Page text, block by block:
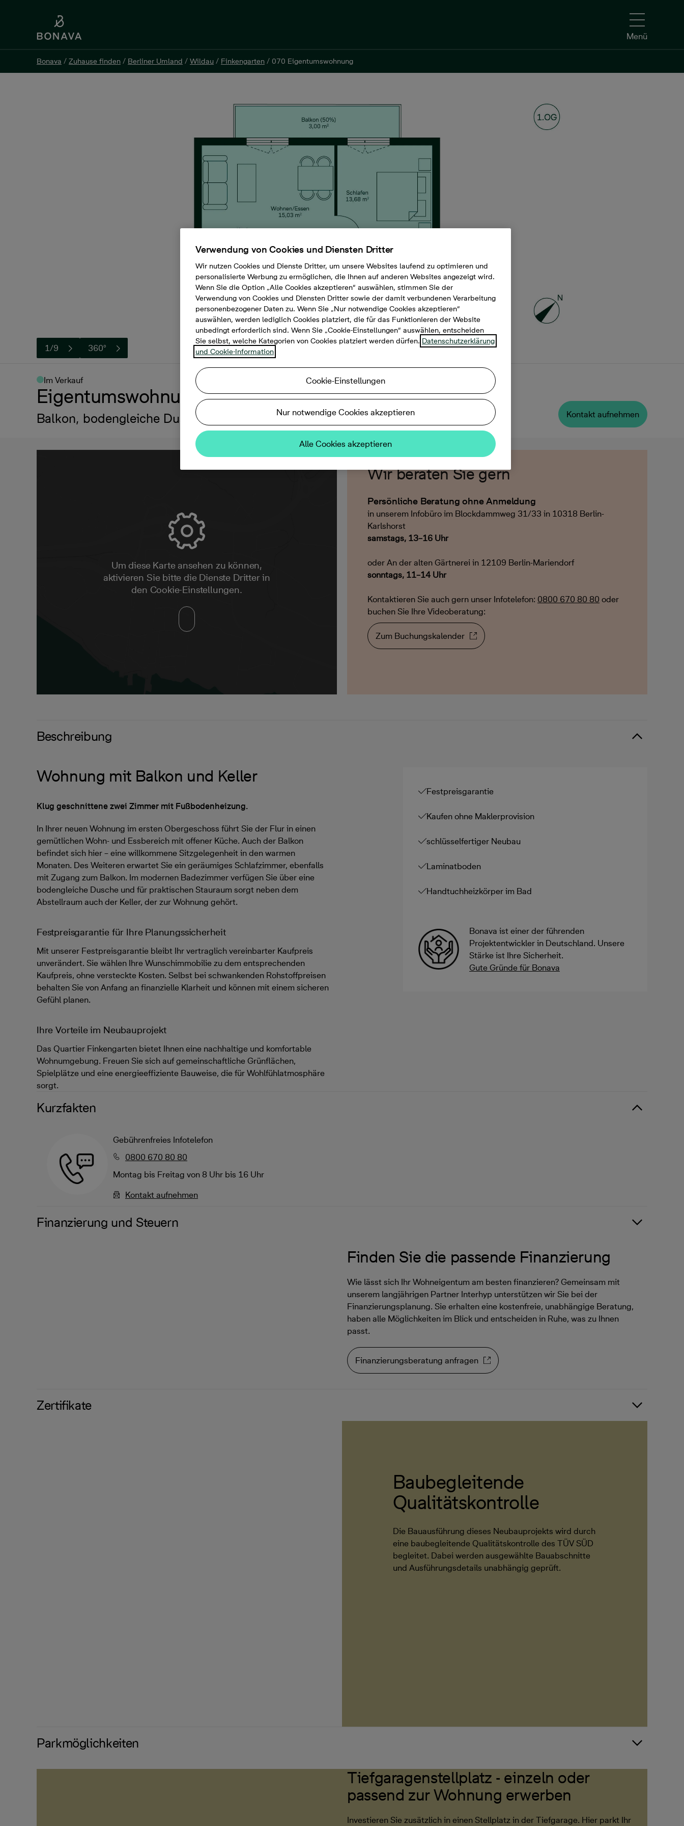
Menü
Bonava / Zuhause finden / Berliner Umland / Wildau / Finkengarten / 070 Eigentumswohnung
1/9 360°
Im Verkauf
Eigentumswohnung, 2 Zimmer, 49 m², 246.900 €
Balkon, bodengleiche Dusche, Abstellkammer, Keller, Aufzug Kontakt aufnehmen
Bonava / Zuhause finden / Berliner Umland / Wildau / Finkengarten / 070 Eigentumswohnung
Um diese Karte ansehen zu können,
aktivieren Sie bitte die Dienste Dritter in
den Cookie-Einstellungen.
Wir beraten Sie gern
Persönliche Beratung ohne Anmeldung
in unserem Infobüro im Blockdammweg 31/33 in 10318 Berlin-
Karlshorst
samstags, 13–16 Uhr
oder An der alten Gärtnerei in 12109 Berlin-Mariendorf
sonntags, 11–14 Uhr
Kontaktieren Sie auch gern unser Infotelefon: 0800 670 80 80 oder
buchen Sie Ihre Videoberatung:
Zum Buchungskalender
Beschreibung
Wohnung mit Balkon und Keller
Klug geschnittene zwei Zimmer mit Fußbodenheizung.
In Ihrer neuen Wohnung im ersten Obergeschoss führt Sie der Flur in einen
gemütlichen Wohn- und Essbereich mit offener Küche. Auch der Balkon
befindet sich hier – eine willkommene Sitzgelegenheit in den warmen
Monaten. Des Weiteren erwartet Sie ein geräumiges Schlafzimmer, ebenfalls
mit Zugang zum Balkon. Im modernen Badezimmer verfügen Sie über eine
bodengleiche Dusche und für praktischen Stauraum sorgt neben dem
Abstellraum auch der Keller, der zur Wohnung gehört.
Festpreisgarantie für Ihre Planungssicherheit
Mit unserer Festpreisgarantie bleibt Ihr vertraglich vereinbarter Kaufpreis
unverändert. Sie wählen Ihre Wunschimmobilie zu dem entsprechenden
Kaufpreis, ohne versteckte Kosten. Selbst bei schwankenden Rohstoffpreisen
behalten Sie von Anfang an finanzielle Klarheit und können mit einem sicheren
Gefühl planen.
Ihre Vorteile im Neubauprojekt
Das Quartier Finkengarten bietet Ihnen eine nachhaltige und komfortable
Wohnumgebung. Freuen Sie sich auf gemeinschaftliche Grünflächen,
Spielplätze und eine energieeffiziente Bauweise, die für Wohlfühlatmosphäre
sorgt.
Festpreisgarantie
Kaufen ohne Maklerprovision
schlüsselfertiger Neubau
Laminatboden
Handtuchheizkörper im Bad
Bonava ist einer der führenden
Projektentwickler in Deutschland. Unsere
Stärke ist Ihre Sicherheit.
Gute Gründe für Bonava
Kurzfakten
Gebührenfreies Infotelefon
0800 670 80 80
Montag bis Freitag von 8 Uhr bis 16 Uhr
Kontakt aufnehmen
Finanzierung und Steuern
Finden Sie die passende Finanzierung
Wie lässt sich Ihr Wohneigentum am besten finanzieren? Gemeinsam mit
unserem langjährigen Partner Interhyp unterstützen wir Sie bei der
Finanzierungsplanung. Sie erhalten eine kostenfreie, unabhängige Beratung,
haben alle Möglichkeiten im Blick und entscheiden in Ruhe, was zu Ihnen
passt.
Finanzierungsberatung anfragen
Zertifikate
Baubegleitende
Qualitätskontrolle
Die Bauausführung dieses Neubauprojekts wird durch
eine baubegleitende Qualitätskontrolle des TÜV SÜD
begleitet. Dabei werden ausgewählte Bauabschnitte
und Ausführungsdetails unabhängig geprüft.
Parkmöglichkeiten
Tiefgaragenstellplatz - einzeln oder
passend zur Wohnung erwerben
Investieren Sie zusätzlich in einen Stellplatz in der Tiefgarage. Hier parkt Ihr
Verwendung von Cookies und Diensten Dritter
Wir nutzen Cookies und Dienste Dritter, um unsere Websites laufend zu optimieren und
personalisierte Werbung zu ermöglichen, die Ihnen auf anderen Websites angezeigt wird.
Wenn Sie die Option „Alle Cookies akzeptieren“ auswählen, stimmen Sie der
Verwendung von Cookies und Diensten Dritter sowie der damit verbundenen Verarbeitung
personenbezogener Daten zu. Wenn Sie „Nur notwendige Cookies akzeptieren“
auswählen, werden lediglich Cookies platziert, die für das Funktionieren der Website
unbedingt erforderlich sind. Wenn Sie „Cookie-Einstellungen“ auswählen, entscheiden
Sie selbst, welche Kategorien von Cookies platziert werden dürfen. Datenschutzerklärung
und Cookie-Information
Cookie-Einstellungen
Nur notwendige Cookies akzeptieren
Alle Cookies akzeptieren